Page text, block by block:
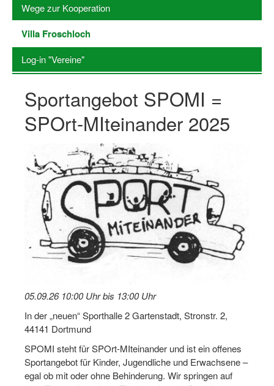
Sportanlagen in Dortmund
Olympiabewerbung
Kinderschutz im Sport
Vereinsberatung
Wege zur Kooperation
Villa Froschloch
Log-in "Vereine"
Qualifizierung
SSB Qualifizierungen
Übersicht Qualifizierungswege
Fachtag Bildung braucht Bewegung
Erste-Hilfe-Ausbildung
Anmeldeformular / Anmeldebedingungen
Bezuschussung Qualifizierung für Dortmunder
Wege zur Kooperation
Villa Froschloch
Log-in "Vereine"
Sportangebot SPOMI =
SPOrt-MIteinander 2025
05.09.26 10:00 Uhr bis 13:00 Uhr
In der „neuen“ Sporthalle 2 Gartenstadt, Stronstr. 2,
44141 Dortmund
SPOMI steht für SPOrt-MIteinander und ist ein offenes
Sportangebot für Kinder, Jugendliche und Erwachsene –
egal ob mit oder ohne Behinderung. Wir springen auf